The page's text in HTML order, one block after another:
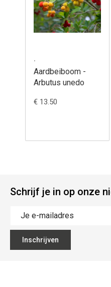
.
Aardbeiboom -
Arbutus unedo
€ 13.50
Schrijf je in op onze
Inschrijven